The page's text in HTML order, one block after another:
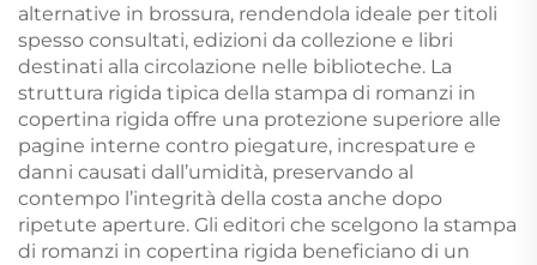
alternative in brossura, rendendola ideale per titoli
spesso consultati, edizioni da collezione e libri
destinati alla circolazione nelle biblioteche. La
struttura rigida tipica della stampa di romanzi in
copertina rigida offre una protezione superiore alle
pagine interne contro piegature, increspature e
danni causati dall’umidità, preservando al
contempo l’integrità della costa anche dopo
ripetute aperture. Gli editori che scelgono la stampa
di romanzi in copertina rigida beneficiano di un